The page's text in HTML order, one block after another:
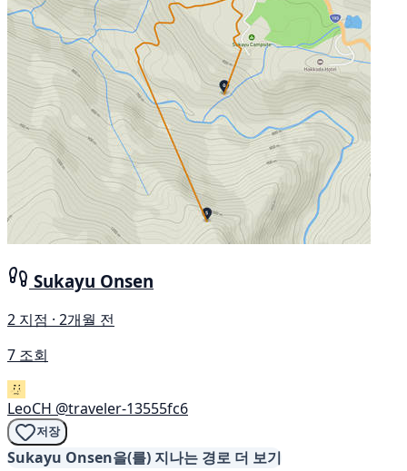
Sukayu Onsen
2 지점 · 2개월 전
7 조회
LeoCH @traveler-13555fc6
저장
Sukayu Onsen을(를) 지나는 경로 더 보기